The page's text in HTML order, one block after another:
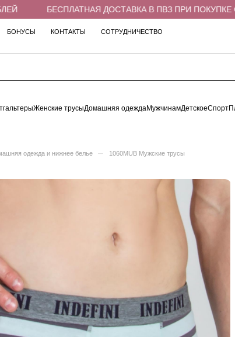
БЕСПЛАТНАЯ ДОСТАВКА В ПВЗ ПРИ ПОКУПКЕ ОТ
БОНУСЫ КОНТАКТЫ СОТРУДНИЧЕСТВО
Женские трусыДомашняя одеждаМужчинамДетскоеСпорт
одежда и нижнее белье – 1060MUB Мужские трусы